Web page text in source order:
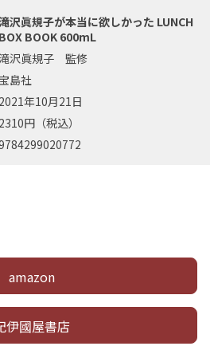
沢眞規子が本当に欲しかった LUNCH
BOX BOOK 600mL
滝沢眞規子 監修
島社
2021年10月21日
2310円（税込）
amazon
伊國屋書店